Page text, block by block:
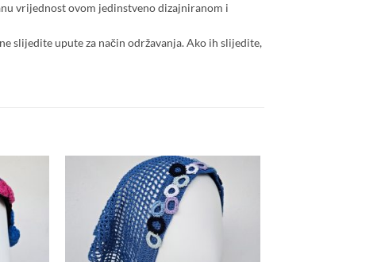
vrijednost ovom jedinstveno dizajniranom i
slijedite upute za način održavanja. Ako ih slijedite,
Add to
wishlist
Add to
wishlist